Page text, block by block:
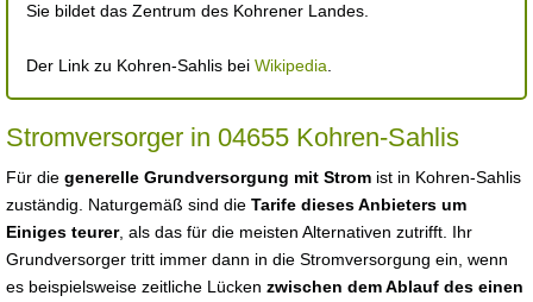
Sie bildet das Zentrum des Kohrener Landes.
Der Link zu Kohren-Sahlis bei Wikipedia
Stromversorger in 04655 Kohren-Sahlis
Für die generelle Grundversorgung mit Strom ist in Kohren-Sahlis
zuständig. Naturgemäß sind die Tarife dieses Anbieters um
Einiges teurer, als das für die meisten Alternativen zutrifft. Ihr
Grundversorger tritt immer dann in die Stromversorgung ein, wenn
es beispielsweise zeitliche Lücken zwischen dem Ablauf des einen